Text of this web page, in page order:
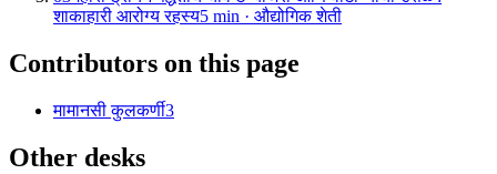
शाकाहारी आरोग्य रहस्य5 min · औद्योगिक शेती
Contributors on this page
मामानसी कुलकर्णी3
Other desks